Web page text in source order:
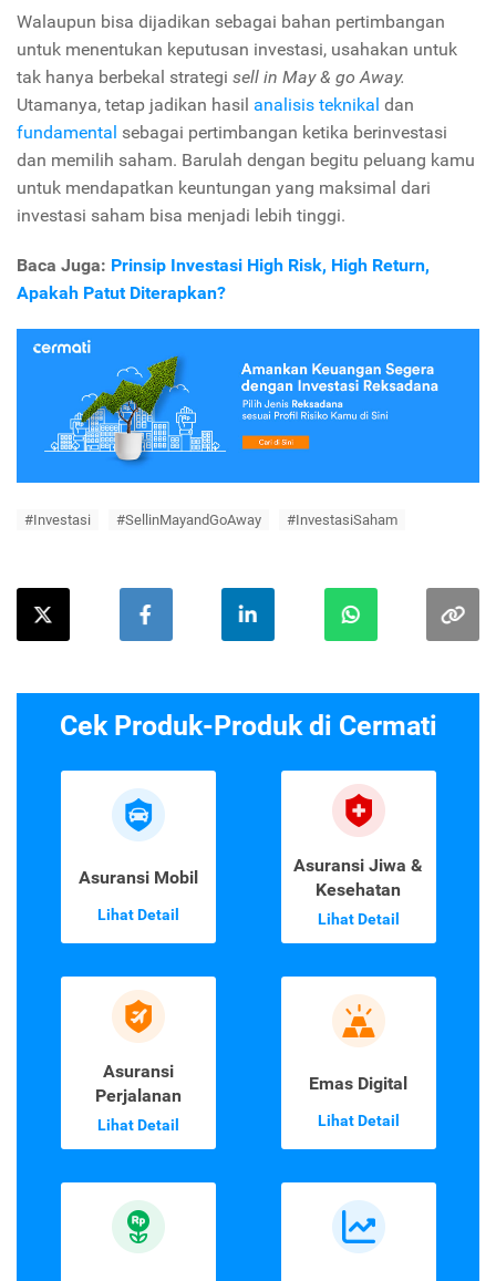
Walaupun bisa dijadikan sebagai bahan pertimbangan
untuk menentukan keputusan investasi, usahakan untuk
tak hanya berbekal strategi sell in May & go Away.
Utamanya, tetap jadikan hasil analisis teknikal dan
fundamental sebagai pertimbangan ketika berinvestasi
dan memilih saham. Barulah dengan begitu peluang kamu
untuk mendapatkan keuntungan yang maksimal dari
investasi saham bisa menjadi lebih tinggi.
Baca Juga: Prinsip Investasi High Risk, High Return,
Apakah Patut Diterapkan?
#Investasi #SellinMayandGoAway #InvestasiSaham
Cek Produk-Produk di Cermati
Asuransi Mobil
Lihat Detail
Asuransi Jiwa &
Kesehatan
Lihat Detail
Asuransi
Perjalanan
Lihat Detail
Emas Digital
Lihat Detail